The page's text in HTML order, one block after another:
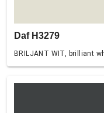
Daf H3279
BRILJANT WIT, brilliant